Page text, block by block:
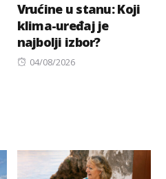
Vrućine u stanu: Koji
klima-uređaj je
najbolji izbor?
Posted
04/08/2026